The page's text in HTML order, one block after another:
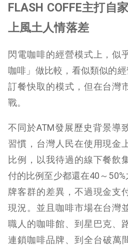
FLASH COFFE主打自
上風土人情落差
閃電咖啡的經營模式上，似
咖啡」做比較，看似類似的
訂餐快取的模式，但在台灣
戰。
不同於ATM發展歷史背景導
習慣，台灣人民在使用現金
比例，以我待過的線下餐飲
付的比例至少都還在40～
牌客群的差異，不過現金支
現況。並且咖啡市場在台灣
職人的咖啡館、到星巴克、
連鎖咖啡品牌、到全台破萬